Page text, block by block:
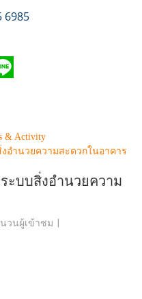
6985
& Activity
อำนวยความสะดวกในอาคาร
ะบบสิ่งอำนวยความ
วนผู้เข้าชม